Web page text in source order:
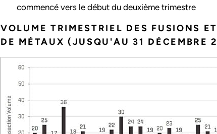
commencé vers le début du deuxième trimestre
VOLUME TRIMESTRIEL DES FUSIONS
DE MÉTAUX (JUSQU'AU 31 DÉCEMBRE